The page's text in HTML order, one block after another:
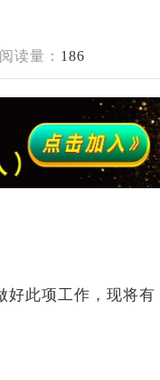
读量： 186
好此项工作，现将有